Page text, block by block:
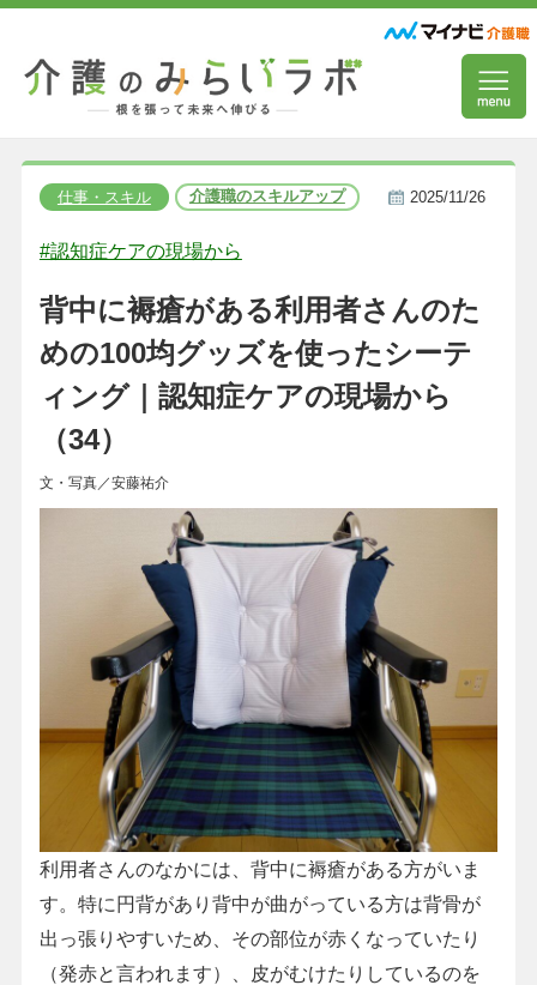
仕事・スキル 介護職のスキルアップ 2025/11/26
#認知症ケアの現場から
背中に褥瘡がある利用者さんのた
めの100均グッズを使ったシーテ
ィング｜認知症ケアの現場から
（34）
文・写真／安藤祐介
利用者さんのなかには、背中に褥瘡がある方がいま
す。特に円背があり背中が曲がっている方は背骨が
出っ張りやすいため、その部位が赤くなっていたり
（発赤と言われます）、皮がむけたりしているのを